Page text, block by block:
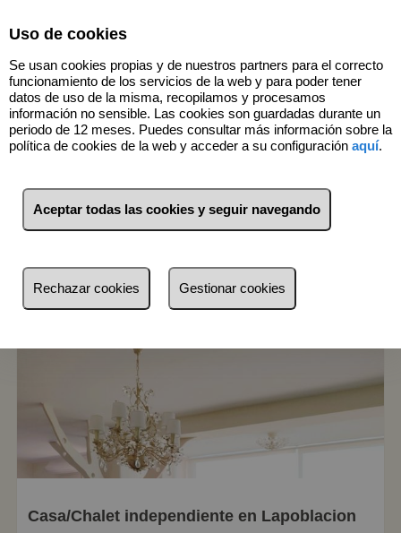
24 Inmuebles
Menos reciente
Pequeños
Grandes
Casa/Chalet independiente en Lapoblacion
Uso de cookies
Se usan cookies propias y de nuestros partners para el correcto
funcionamiento de los servicios de la web y para poder tener
datos de uso de la misma, recopilamos y procesamos
información no sensible. Las cookies son guardadas durante un
periodo de 12 meses. Puedes consultar más información sobre la
política de cookies de la web y acceder a su configuración aquí.
Aceptar todas las cookies y seguir navegando
Rechazar cookies Gestionar cookies